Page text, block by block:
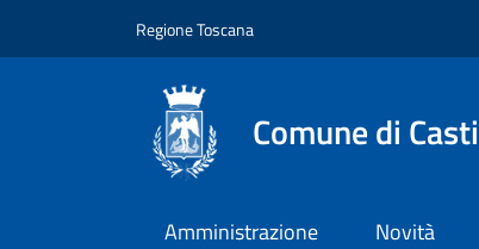
Regione Toscana
Comune di
Amministrazione Novità